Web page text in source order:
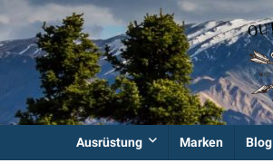
Ausrüstung Marken Blog